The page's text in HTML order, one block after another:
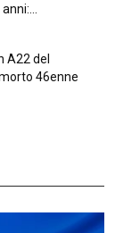
A22 del
46enne